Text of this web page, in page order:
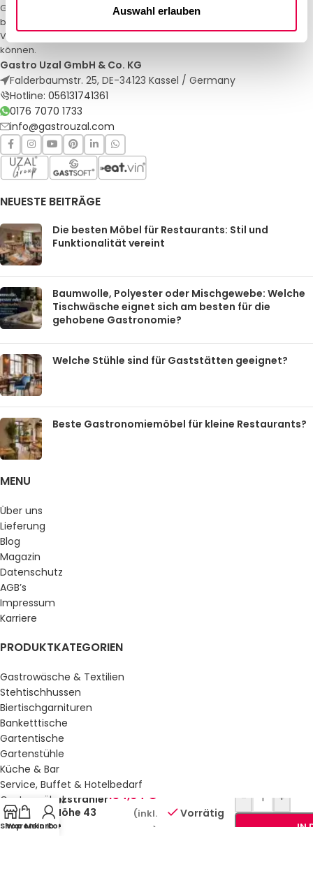
Auswahl erlauben
Gastro Uzal – Ihr Spezialist für Gastronomiemöbel und -textilien. Wir
bieten maßgeschneiderte Lösungen für Restaurants, Hotels und
Veranstaltungen. Qualität und Service, auf die Sie sich verlassen
können.
Gastro Uzal GmbH & Co. KG
Falderbaumstr. 25, DE-34123 Kassel / Germany
Hotline: 056131741361
0176 7070 1733
info@gastrouzal.com
NEUESTE BEITRÄGE
Die besten Möbel für Restaurants: Stil und
Funktionalität vereint
Baumwolle, Polyester oder Mischgewebe: Welche
Tischwäsche eignet sich am besten für die
gehobene Gastronomie?
Welche Stühle sind für Gaststätten geeignet?
Beste Gastronomiemöbel für kleine Restaurants?
MENU
Über uns
Lieferung
Blog
Magazin
Datenschutz
AGB’s
Impressum
Karriere
PRODUKTKATEGORIEN
Gastrowäsche & Textilien
Stehtischhussen
Biertischgarnituren
Banketttische
Gartentische
Gartenstühle
Küche & Bar
Service, Buffet & Hotelbedarf
Gastromöbel
Schulmöbel
Sale %
Shop
Warenkorb
Mein Konto
Heizstrahler
– Höhe 43
cm
154,64 €
(inkl.
MwSt.)
Vorrätig
- +
IN